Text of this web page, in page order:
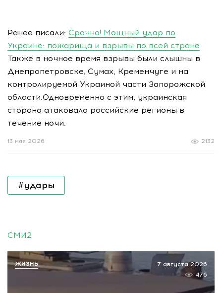
Ранее писали: Срочно! Мощный удар по
Украине: пожарища и взрывы по всей стране
Также в ночное время взрывы были слышны в
Днепропетровске, Сумах, Кременчуге и на
контролируемой Украиной части Запорожской
области.Одновременно с этим, украинская
сторона атаковала российские регионы в
течение ночи.
2132
13 мая 2026
#удары
СМИ2
7 августа 2026
476
ЖИЗНЬ